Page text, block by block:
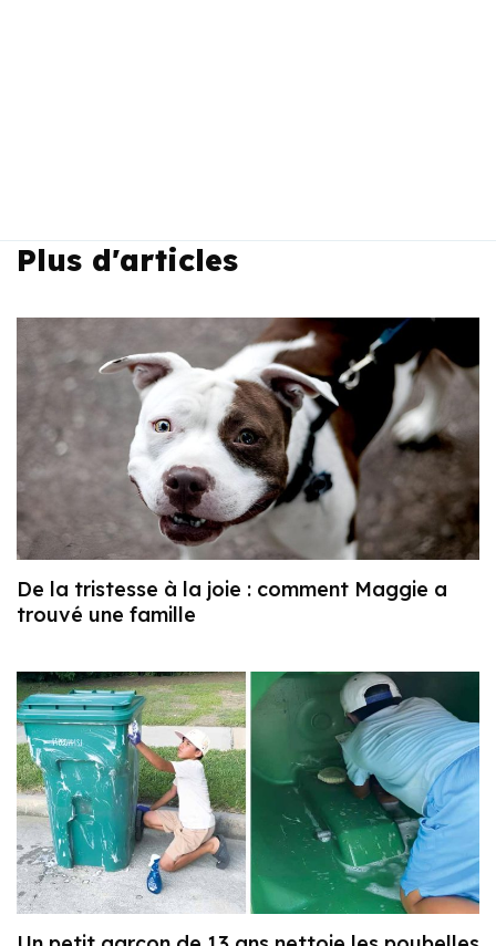
Plus d'articles
De la tristesse à la joie : comment Maggie a
trouvé une famille